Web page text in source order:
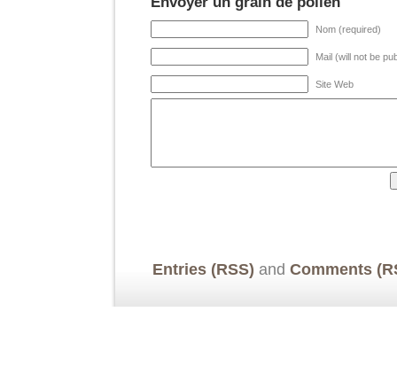
Nom (required)
Mail (will not be
Site Web
Entries (RSS) and Comments